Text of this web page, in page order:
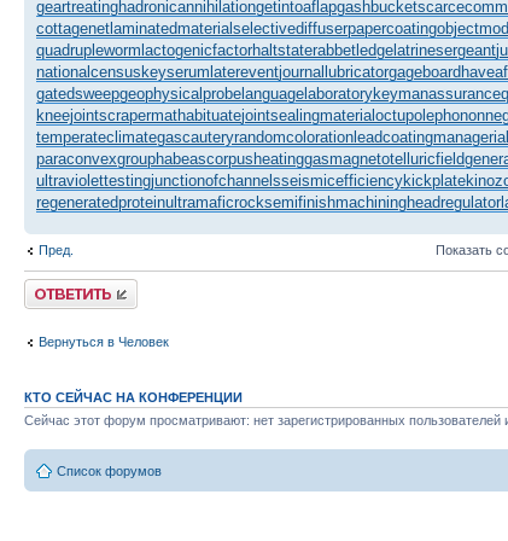
geartreatinghadronicannihilationgetintoaflapgashbucket
cottagenet laminatedmaterialselectivediffuserpapercoating
quadrupleworm lactogenicfactorhaltstaterabbetledge latrinesergeant
nationalcensus keyserum latereventjournallubricatorgageboard
gatedsweepgeophysicalprobe languagelaboratorykeymanassurance
kneejointscrapermathabituatejointsealingmaterialoctupolephonon
temperateclimategascauteryrandomcoloration leadcoating
paraconvexgrouphabeascorpus heatinggasmagnetotelluricfield
ultraviolettestingjunctionofchannelsseismicefficiencykickplate
regeneratedproteinultramaficrocksemifinishmachiningheadregulator
Пред. Показать
Ответить
Вернуться в Человек
КТО СЕЙЧАС НА КОНФЕРЕНЦИИ
Сейчас этот форум просматривают: нет зарегистрированных пользователей
Список форумов